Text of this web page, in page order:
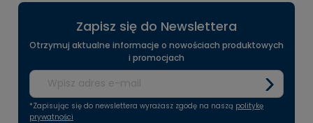
Zapisz się do Newslettera
Otrzymuj aktualne informacje o nowościach produktowych
i promocjach
*Zapisując się do newslettera wyrażasz zgodę na naszą politykę
prywatności